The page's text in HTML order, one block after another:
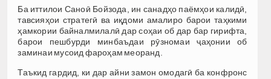
Ба иттилои Саноӣ Бойзода, ин санадҳо паёмҳои калидӣ,
тавсияҳои стратегӣ ва иқдоми амалиро барои таҳкими
ҳамкории байналмилалӣ дар соҳаи об дар бар гирифта,
барои пешбурди минбаъдаи рӯзномаи ҷаҳонии об
заминаи мусоид фароҳам меоранд.
Таъкид гардид, ки дар айни замон омодагӣ ба конфронс